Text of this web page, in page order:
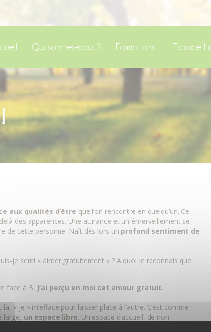
Qui sommes-nous ? Formations L’Espace
aux qualités d’être que l’on rencontre en quelqu’un. Ce
des apparences. Une attirance et un émerveillement se
de cette personne. Naît dès lors un profond sentiment de
je senti « aimer gratuitement » ? A quoi je reconnais que
face à B, j’ai perçu en moi cet amour gratuit.
« je » m’efface pour laisser place à l’autre. C’est comme
large, un espace libre. Un espace d’accueil, de non
sans attente. Un espace où l’autre peut être qui il